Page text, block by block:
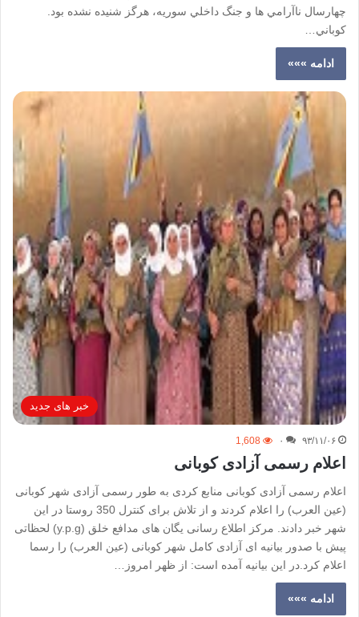
چهارسال ناآرامي ها و جنگ داخلي سوريه، هرگز شنيده نشده بود.
کوباني…
ادامه »»»
خبر های جدید
۹۳/۱۱/۰۶ ۰ 1,608
اعلام رسمی آزادی کوبانی
اعلام رسمی آزادی کوبانی منابع کردی به طور رسمی آزادی شهر کوبانی
(عین العرب) را اعلام کردند و از تلاش برای کنترل 350 روستا در این
شهر خبر دادند. مرکز اطلاع رسانی یگان های مدافع خلق (y.p.g) لحظاتی
پیش با صدور بیانیه ای آزادی کامل شهر کوبانی (عین العرب) را رسما
اعلام کرد.در این بیانیه آمده است: از ظهر امروز…
ادامه »»»